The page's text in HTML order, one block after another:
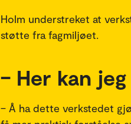
Holm understreket at
støtte fra fagmiljøet.
– Her kan
– Å ha dette verkstedet